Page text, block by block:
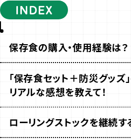
INDEX
保存食の購入・使用経験は？
「保存食セット＋防災グッズ
リアルな感想を教えて！
ローリングストックを継続す